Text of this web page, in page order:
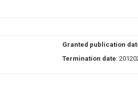
Granted publication
Termination date: